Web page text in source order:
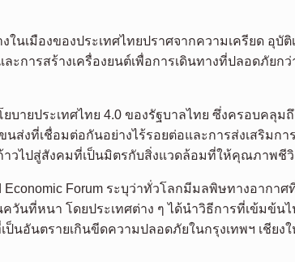
ในเมืองของประเทศไทยปราศจากความเครียด
ะการสร้างเครื่องยนต์เพื่อการเดินทางที่ปลอดภัย
บายประเทศไทย 4.0 ของรัฐบาลไทย ซึ่งครอบคลุม
ส่งที่เชื่อมต่อกันอย่างไร้รอยต่อและการส่งเสริม
าวไปสู่สังคมที่เป็นมิตรกับสิ่งแวดล้อมที่ให้คุณภาพ
Economic Forum ระบุว่าทั่วโลกมีมลพิษทางอากาศ
วันที่หนา โดยประเทศต่าง ๆ ได้นำวิธีการที่เข้มข้
ป็นอันตรายเกินขีดความปลอดภัยในกรุงเทพฯ เชีย